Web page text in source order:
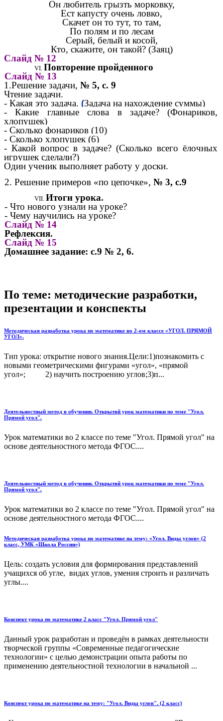
Он любитель грызть морковку,
Ест капусту очень ловко,
Скачет он то тут, то там,
По полям и по лесам
Серый, белый и косой,
Кто, скажите, он такой? (Заяц)
Слайд № 12
Повторение пройденного
Слайд № 13
1.Решение задачи, № 5, с. 9
Чтение задачи.
- Какая это задача. (Задача на нахождение суммы)
- Какие главные слова в задаче? (Фонариков,
хлопушек)
- Сколько фонариков (10)
- Сколько хлопушек (6)
- Какой вопрос в задаче? (Сколько всего ёлочных
игрушек сделали?)
Один ученик выполняет работу у доски.
2. Решение примеров «по цепочке»,№ 3, с.9
Итоги урока.
- Что нового узнали на уроке?
- Чему научились на уроке?
Слайд № 14
Рефлексия.
Слайд № 15
Домашнее задание: с.9 № 2, 6.
По теме: методические разработки,
презентации и конспекты
Методическая разработка урока по математике во 2-ом классе «УГОЛ. ПРЯМОЙ
УГОЛ».
Тип урока: открытие нового знания.Цели:1)познакомить с
новыми геометрическими фигурами «угол», «прямой
угол»; 2) научить построению углов;3)п...
Деятельностный метод в обучении. Открытвй урок математики по теме "Угол.
Прямой угол".
Урок математики во 2 классе по теме "Угол. Прямой угол" на
основе деятельностного метода ФГОС....
Деятельностный метод в обучении. Открытвй урок математики по теме "Угол.
Прямой угол".
Урок математики во 2 классе по теме "Угол. Прямой угол" на
основе деятельностного метода ФГОС....
Методическая разработка урока по математике на тему: «Угол. Виды углов» (2
класс, УМК «Школа России»)
Цель: создать условия для формирования представлений
учащихся об угле, видах углов, умения строить и различать
углы....
Конспект урока по математике 2 класс "Угол. Прямой угол"
Данный урок разработан и проведён в рамках деятельности
творческой группы «Современные педагогические
технологии» с целью демонстрации опыта работы по
применению деятельностной технологии в начальной ...
Конспект урока по математике на тему: "Угол. Виды углов". (2 класс)